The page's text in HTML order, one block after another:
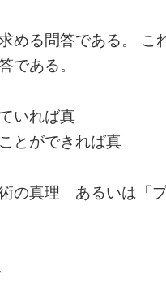
める問答である。 こ
である。
いれば真
とができれば真
の真理」あるいは「